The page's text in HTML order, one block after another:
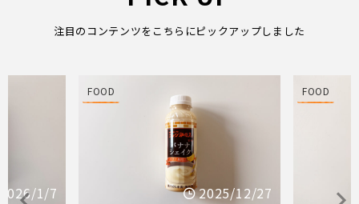
注目のコンテンツをこちらにピックアップしました
12/27
FOOD
2025/12/21
FOOD